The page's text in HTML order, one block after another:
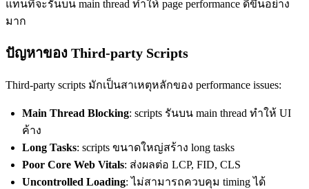
แทนที่จะรันบน main thread ทำให้ page performance ดีขึ้นอย่าง
มาก
ปัญหาของ Third-party Scripts
Third-party scripts มักเป็นสาเหตุหลักของ performance issues:
Main Thread Blocking: scripts รันบน main thread ทำให้ UI
ค้าง
Long Tasks: scripts ขนาดใหญ่สร้าง long tasks
Poor Core Web Vitals: ส่งผลต่อ LCP, FID, CLS
Uncontrolled Loading: ไม่สามารถควบคุม timing ได้